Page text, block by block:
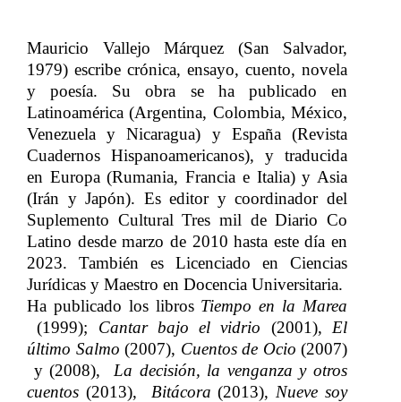
Mauricio Vallejo Márquez ​​ (San Salvador,
1979) escribe crónica, ensayo, cuento, novela
y poesía. Su obra se ha publicado en
Latinoamérica (Argentina, Colombia, México,
Venezuela y Nicaragua) y España (Revista
Cuadernos Hispanoamericanos), y traducida
en Europa (Rumania, Francia e Italia) y Asia
(Irán y Japón). Es editor y coordinador del
Suplemento Cultural Tres mil de Diario Co
Latino desde marzo de 2010 hasta este día en
2023. También es Licenciado en Ciencias
Jurídicas y Maestro en Docencia Universitaria.
Ha publicado los libros​​ Tiempo en la Marea
(1999); Cantar bajo el vidrio (2001),
El
último Salmo (2007), Cuentos de Ocio (2007)
y​​(2008),
La decisión, la venganza y otros
cuentos (2013),​​ Bitácora ​​(2013), Nueve soy​​